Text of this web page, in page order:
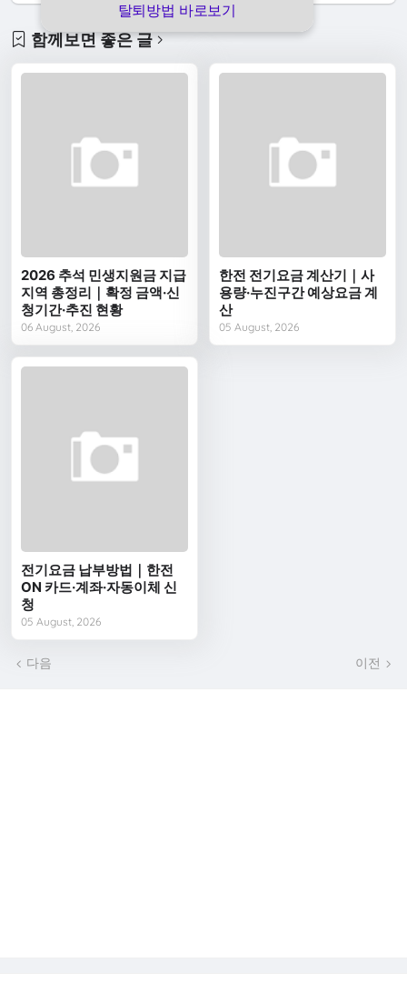
탈퇴방법 바로보기
함께보면 좋은 글
2026 추석 민생지원금 지급
지역 총정리｜확정 금액·신
청기간·추진 현황
06 August, 2026
한전 전기요금 계산기｜사
용량·누진구간 예상요금 계
산
05 August, 2026
전기요금 납부방법｜한전
ON 카드·계좌·자동이체 신
청
05 August, 2026
다음 이전